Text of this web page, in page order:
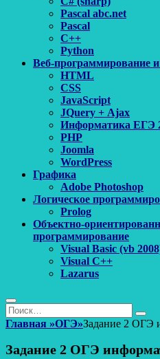
Pascal abc.net
Pascal
С++
Python
Веб-программирование и
HTML
CSS
JavaScript
JQuery + Ajax
Информатика ЕГЭ
PHP
Joomla
WordPress
Графика
Adobe Photoshop
Логическое
Prolog
Объектно-
программирование
Visual Basic (vb
Visual C++
Lazarus
Поиск
Найти:
Поиск
Главная »ОГЭ»Задание 2 ОГЭ
Задание 2 ОГЭ